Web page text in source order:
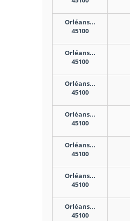
Orléans...
45100
Orléans...
45100
Orléans...
45100
Orléans...
45100
Orléans...
45100
Orléans...
45100
Orléans...
45100